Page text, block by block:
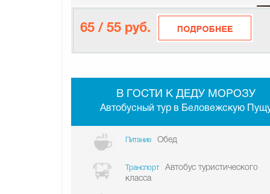
65 / 55 руб.
В ГОСТИ К ДЕДУ МОРОЗУ
Автобусный тур в Беловежскую
Питание Обед
Транспорт
Автобус туристического
класса